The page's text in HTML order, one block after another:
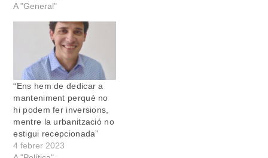
A "General"
“Ens hem de dedicar a
manteniment perquè no
hi podem fer inversions,
mentre la urbanització no
estigui recepcionada”
4 febrer 2023